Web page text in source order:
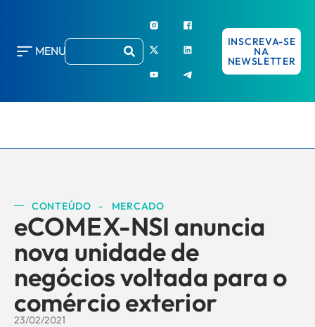
MENU
INSCREVA-SE
NA
NEWSLETTER
CONTEÚDO - MERCADO
eCOMEX-NSI anuncia
nova unidade de
negócios voltada para o
comércio exterior
23/02/2021